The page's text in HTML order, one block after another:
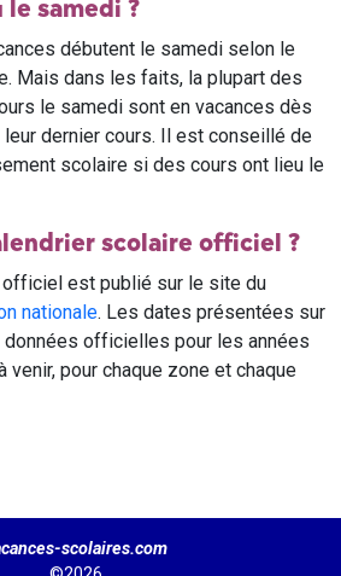
samedi ?
débutent le samedi selon le
Mais dans les faits, la plupart des
le samedi sont en vacances dès
dernier cours. Il est conseillé de
scolaire si des cours ont lieu le
scolaire officiel ?
officiel est publié sur le site du
nationale. Les dates présentées sur
officielles pour les années
venir, pour chaque zone et chaque
scolaires.com